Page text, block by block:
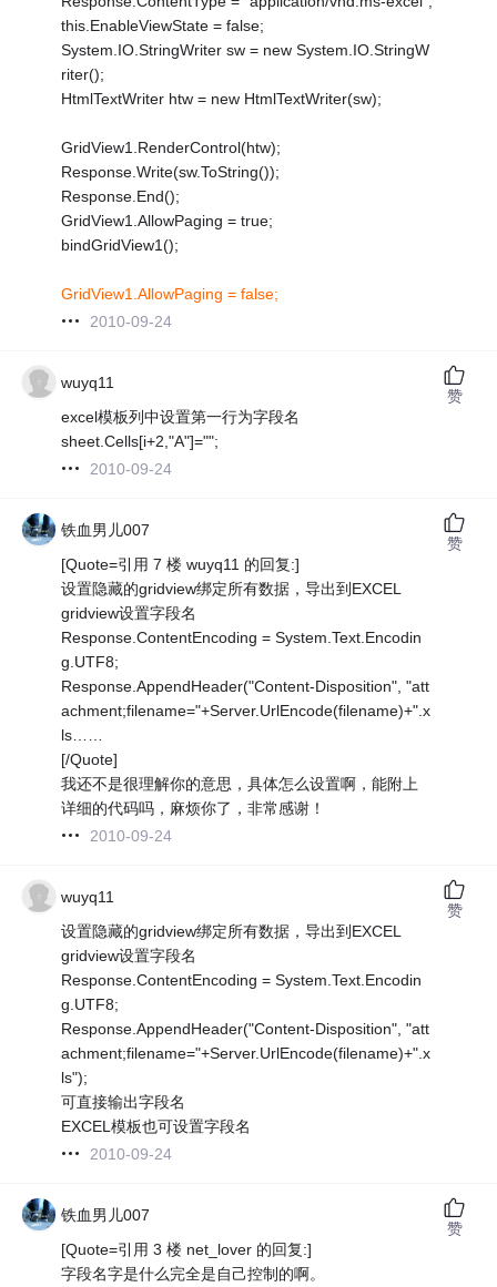
this.EnableViewState = false;
System.IO.StringWriter sw = new System.IO.StringW
riter();
HtmlTextWriter htw = new HtmlTextWriter(sw);
GridView1.RenderControl(htw);
Response.Write(sw.ToString());
Response.End();
GridView1.AllowPaging = true;
bindGridView1();
GridView1.AllowPaging = false;
2010-09-24
wuyq11
excel模板列中设置第一行为字段名
sheet.Cells[i+2,"A"]="";
2010-09-24
赞
铁血男儿007
[Quote=引用 7 楼 wuyq11 的回复:]
设置隐藏的gridview绑定所有数据，导出到EXCEL
gridview设置字段名
Response.ContentEncoding = System.Text.Encodin
g.UTF8;
Response.AppendHeader("Content-Disposition", "att
achment;filename="+Server.UrlEncode(filename)+".x
ls……
[/Quote]
我还不是很理解你的意思，具体怎么设置啊，能附上
详细的代码吗，麻烦你了，非常感谢！
2010-09-24
赞
wuyq11
设置隐藏的gridview绑定所有数据，导出到EXCEL
gridview设置字段名
Response.ContentEncoding = System.Text.Encodin
g.UTF8;
Response.AppendHeader("Content-Disposition", "att
achment;filename="+Server.UrlEncode(filename)+".x
ls");
可直接输出字段名
EXCEL模板也可设置字段名
2010-09-24
赞
铁血男儿007
[Quote=引用 3 楼 net_lover 的回复:]
字段名字是什么完全是自己控制的啊。
赞